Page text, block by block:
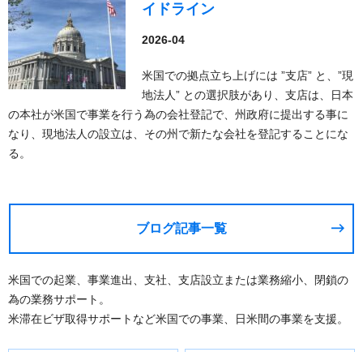
イドライン
2026-04
米国での拠点立ち上げには ”支店” と、”現
地法人” との選択肢があり、支店は、日本
の本社が米国で事業を行う為の会社登記で、州政府に提出する事に
なり、現地法人の設立は、その州で新たな会社を登記することにな
る。
ブログ記事一覧
米国での起業、事業進出、支社、支店設立または業務縮小、閉鎖の
為の業務サポート。
米滞在ビザ取得サポートなど米国での事業、日米間の事業を支援。